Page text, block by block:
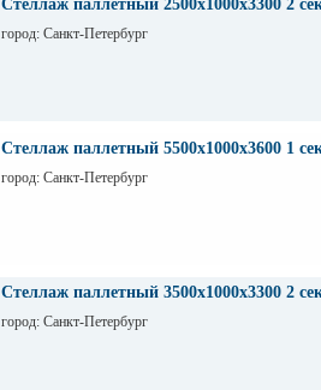
Стеллаж паллетный 2500х1000х3300 2
город: Санкт-Петербург
Стеллаж паллетный 5500х1000х3600 1
город: Санкт-Петербург
Стеллаж паллетный 3500х1000х3300 2
город: Санкт-Петербург